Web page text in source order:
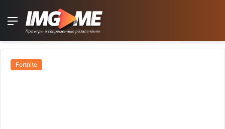
Menu
Fortnite